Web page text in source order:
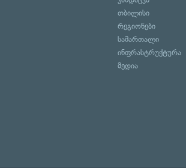
თბილისი
რეგიონები
სამართალი
ინფრასტრუქტურა
მედია